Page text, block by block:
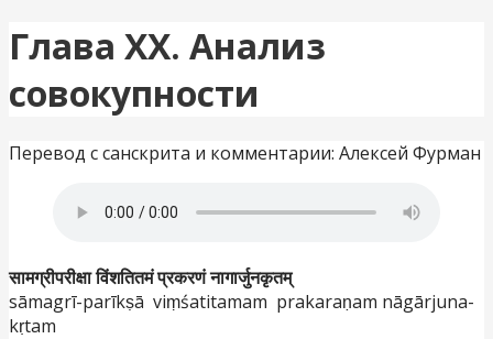
Глава XX. Анализ
совокупности
Перевод с санскрита и комментарии: Алексей Фурман
सामग्रीपरीक्षा विंशतितमं प्रकरणं नागार्जुनकृतम्
sāmagrī-parīkṣā viṃśatitamam prakaraṇam nāgārjuna-
kṛtam